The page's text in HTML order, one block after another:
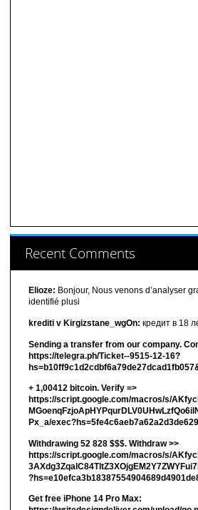
Recent Comments
Elioze: Bonjour, Nous venons d’analyser
identifié plusi
krediti v Kirgizstane_wgOn: кредит в 18
Sending a transfer from our company.
https://telegra.ph/Ticket--9515-12-16?
+ 1,00412 bitсоin. Verify =>
https://script.google.com/macros/s/
Px_a/
Withdrawing 52 828 $$$. Withdrаw >>
https://script.google.com/macros/s/
Get free iPhone 14 Pro Max: